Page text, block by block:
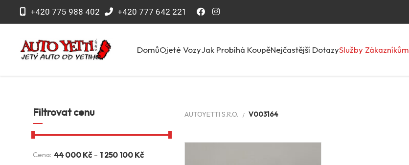
+420 775 988 402 +420 777 642 221
DomůOjeté VozyJak Probíhá KoupěNejčastější DotazySlužby Zákazníkům
Filtrovat cenu
Cena: 44 000 Kč - 1 250 100 Kč
AUTOYETTI S.R.O. V003164